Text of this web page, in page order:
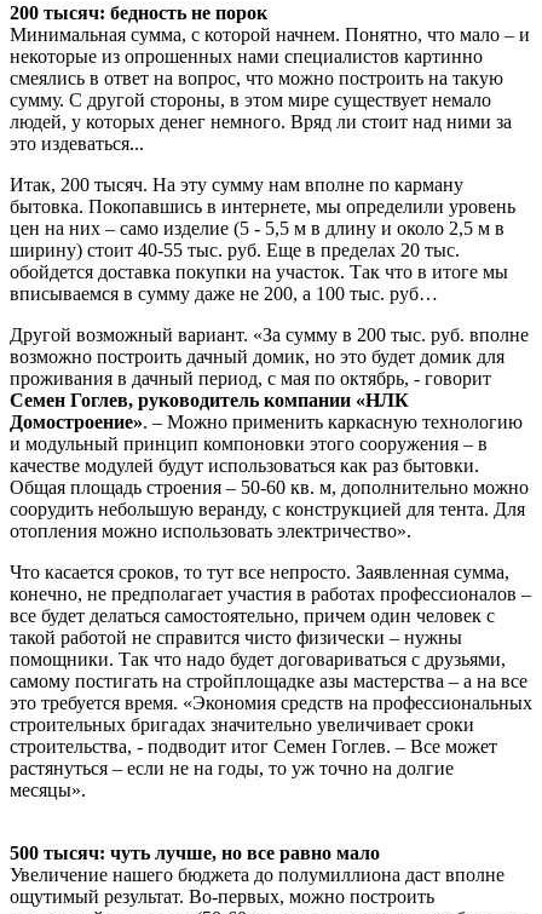
200 тысяч: бедность не порок
Минимальная сумма, с которой начнем. Понятно, что мало – и
некоторые из опрошенных нами специалистов картинно
смеялись в ответ на вопрос, что можно построить на такую
сумму. С другой стороны, в этом мире существует немало
людей, у которых денег немного. Вряд ли стоит над ними за
это издеваться...
Итак, 200 тысяч. На эту сумму нам вполне по карману
бытовка. Покопавшись в интернете, мы определили уровень
цен на них – само изделие (5 - 5,5 м в длину и около 2,5 м в
ширину) стоит 40-55 тыс. руб. Еще в пределах 20 тыс.
обойдется доставка покупки на участок. Так что в итоге мы
вписываемся в сумму даже не 200, а 100 тыс. руб…
Другой возможный вариант. «За сумму в 200 тыс. руб. вполне
возможно построить дачный домик, но это будет домик для
проживания в дачный период, с мая по октябрь, - говорит
Семен Гоглев, руководитель компании «НЛК
Домостроение». – Можно применить каркасную технологию
и модульный принцип компоновки этого сооружения – в
качестве модулей будут использоваться как раз бытовки.
Общая площадь строения – 50-60 кв. м, дополнительно можно
соорудить небольшую веранду, с конструкцией для тента. Для
отопления можно использовать электричество».
Что касается сроков, то тут все непросто. Заявленная сумма,
конечно, не предполагает участия в работах профессионалов –
все будет делаться самостоятельно, причем один человек с
такой работой не справится чисто физически – нужны
помощники. Так что надо будет договариваться с друзьями,
самому постигать на стройплощадке азы мастерства – а на все
это требуется время. «Экономия средств на профессиональных
строительных бригадах значительно увеличивает сроки
строительства, - подводит итог Семен Гоглев. – Все может
растянуться – если не на годы, то уж точно на долгие
месяцы».
500 тысяч: чуть лучше, но все равно мало
Увеличение нашего бюджета до полумиллиона даст вполне
ощутимый результат. Во-первых, можно построить